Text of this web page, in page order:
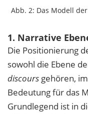
Abb. 2: Das Modell
1. Narrative
Die Positionierung
sowohl die Ebene
discours gehören,
Bedeutung für das
Grundlegend ist in